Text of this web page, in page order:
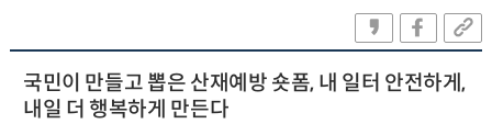
국민이 만들고 뽑은 산재예방 숏폼, 내 일터 안전하게,
내일 더 행복하게 만든다